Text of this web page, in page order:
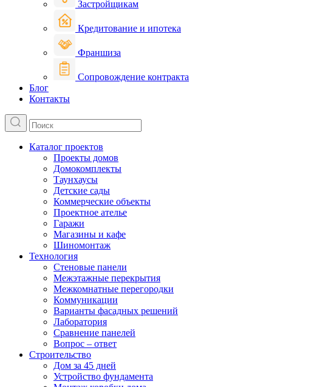
Застройщикам
Кредитование и ипотека
Франшиза
Сопровождение контракта
Блог
Контакты
Каталог проектов
Проекты домов
Домокомплекты
Таунхаусы
Детские сады
Коммерческие объекты
Проектное ателье
Гаражи
Магазины и кафе
Шиномонтаж
Технология
Стеновые панели
Межэтажные перекрытия
Межкомнатные перегородки
Коммуникации
Варианты фасадных решений
Лаборатория
Сравнение панелей
Вопрос – ответ
Строительство
Дом за 45 дней
Устройство фундамента